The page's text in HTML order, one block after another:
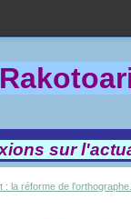
sur
: la réforme de